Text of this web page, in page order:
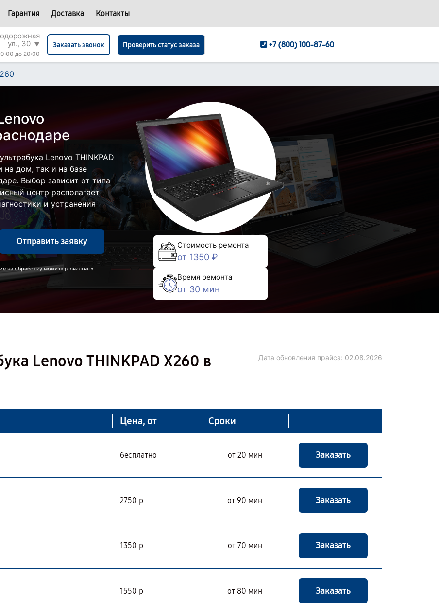
Гарантия Доставка Контакты
ул., 30 ▼
до 20:00
Заказать звонок Проверить статус заказа +7 (800) 100-87-60
Lenovo THINKPAD
на дом, так и на базе
Выбор зависит от типа
центр располагает
и устранения
Отправить заявку
на обработку моихперсональных
Стоимость ремонта
от 1350 ₽
Время ремонта
от 30 мин
Lenovo THINKPAD X260 в
Дата обновления прайса: 02.08.2026
Цена, от Сроки
бесплатно от 20 мин Заказать
2750 р от 90 мин Заказать
1350 р от 70 мин Заказать
1550 р от 80 мин Заказать